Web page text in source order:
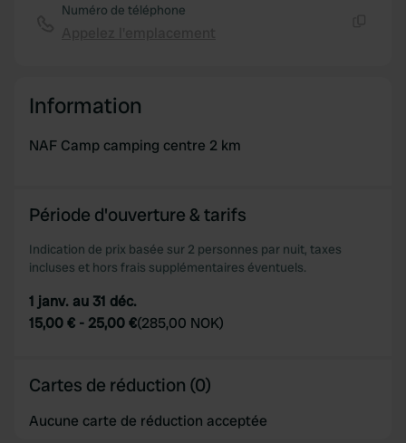
Numéro de téléphone
Information
NAF Camp camping centre 2 km
Période d'ouverture & tarifs
Indication de prix basée sur 2 personnes par nuit, taxes
incluses et hors frais supplémentaires éventuels.
1 janv. au 31 déc.
15,00 € - 25,00 €(285,00 NOK)
Cartes de réduction (0)
Aucune carte de réduction acceptée